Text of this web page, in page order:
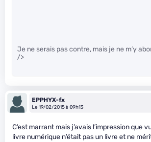
Je ne serais pas contre, mais je ne m’y
/>
EPPHYX-fx
Le 19/02/2015 à 09h13
C’est marrant mais j’avais l’impression que
livre numérique n’était pas un livre et ne